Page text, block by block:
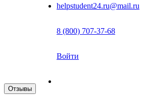
helpstudent24.ru@mail.ru
8 (800) 707-37-68
Войти
Отзывы